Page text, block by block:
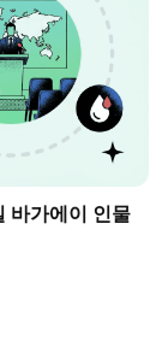
바가에이 인물